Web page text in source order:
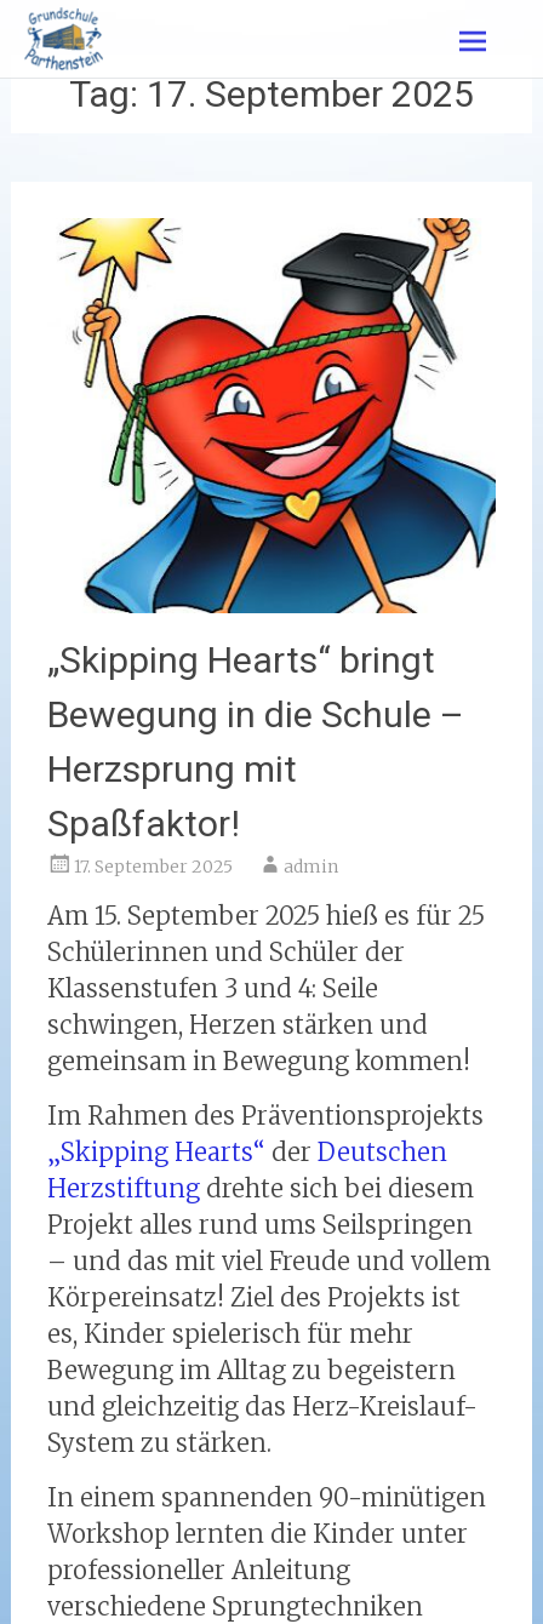
Zum
Inhalt
springen
Tag: 17. September 2025
„Skipping Hearts“ bringt
Bewegung in die Schule –
Herzsprung mit
Spaßfaktor!
17. September 2025 admin
Am 15. September 2025 hieß es für 25
Schülerinnen und Schüler der
Klassenstufen 3 und 4: Seile
schwingen, Herzen stärken und
gemeinsam in Bewegung kommen!
Im Rahmen des Präventionsprojekts
„Skipping Hearts“ der Deutschen
Herzstiftungdrehte sich bei diesem
Projekt alles rund ums Seilspringen
– und das mit viel Freude und vollem
Körpereinsatz! Ziel des Projekts ist
es, Kinder spielerisch für mehr
Bewegung im Alltag zu begeistern
und gleichzeitig das Herz-Kreislauf-
System zu stärken.
In einem spannenden 90-minütigen
Workshop lernten die Kinder unter
professioneller Anleitung
verschiedene Sprungtechniken